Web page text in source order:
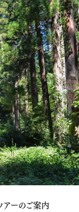
アーのご案内